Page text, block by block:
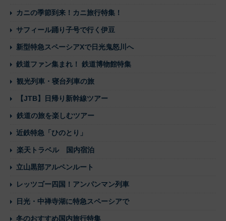
カニの季節到来！カニ旅行特集！
サフィール踊り子号で行く伊豆
新型特急スペーシアXで日光鬼怒川へ
鉄道ファン集まれ！ 鉄道博物館特集
観光列車・寝台列車の旅
【JTB】日帰り新幹線ツアー
鉄道の旅を楽しむツアー
近鉄特急「ひのとり」
楽天トラベル 国内宿泊
立山黒部アルペンルート
レッツゴー四国！アンパンマン列車
日光・中禅寺湖に特急スペーシアで
冬のおすすめ国内旅行特集